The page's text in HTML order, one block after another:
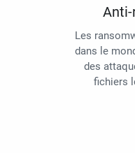
Les
dans le
des
fichiers